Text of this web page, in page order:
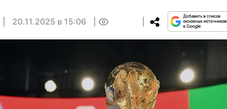
20.11.2025 в 15:06